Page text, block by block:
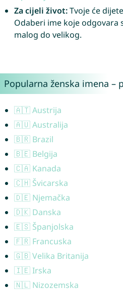
Za cijeli život:Tvoje će
Odaberi ime koje odgovara
malog do velikog.
Popularna ženska imena –
🇦🇹 Austrija
🇦🇺 Australija
🇧🇷 Brazil
🇧🇪 Belgija
🇨🇦 Kanada
🇨🇭 Švicarska
🇩🇪 Njemačka
🇩🇰 Danska
🇪🇸 Španjolska
🇫🇷 Francuska
🇬🇧 Velika Britanija
🇮🇪 Irska
🇳🇱 Nizozemska